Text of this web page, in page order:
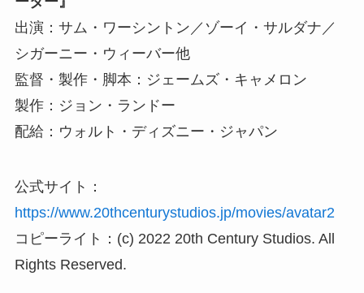
出演：サム・ワーシントン／ゾーイ・サルダナ／
シガーニー・ウィーバー他
監督・製作・脚本：ジェームズ・キャメロン
製作：ジョン・ランドー
配給：ウォルト・ディズニー・ジャパン
公式サイト：
https://www.20thcenturystudios.jp/movies/avatar2
コピーライト：(c) 2022 20th Century Studios. All
Rights Reserved.